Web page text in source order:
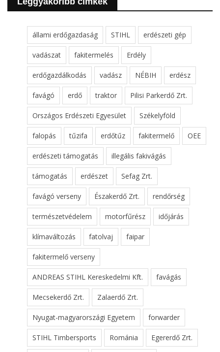
állami erdőgazdaság STIHL erdészeti gép
vadászat fakitermelés Erdély
erdőgazdálkodás vadász NÉBIH erdész
favágó erdő traktor Pilisi Parkerdő Zrt.
Országos Erdészeti Egyesület Székelyföld
falopás tűzifa erdőtűz fakitermelő OEE
erdészeti támogatás illegális fakivágás
támogatás erdészet Sefag Zrt.
favágó verseny Északerdő Zrt. rendőrség
természetvédelem motorfűrész időjárás
klímaváltozás fatolvaj faipar
fakitermelő verseny
ANDREAS STIHL Kereskedelmi Kft. favágás
Mecsekerdő Zrt. Zalaerdő Zrt.
Nyugat-magyarországi Egyetem forwarder
STIHL Timbersports Románia Egererdő Zrt.